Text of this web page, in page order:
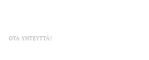
OTA YHTEYTTÄ!